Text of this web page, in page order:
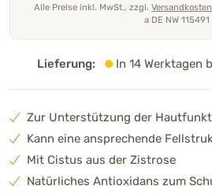
Zur Unterstützung der
Kann eine ansprechende
Mit Cistus aus der Zistrose
Natürliches Antioxidans zum
Alle Preise inkl. MwSt., zzgl. Versandkosten
a DE NW 115491
Lieferung: In 14 Werktagen